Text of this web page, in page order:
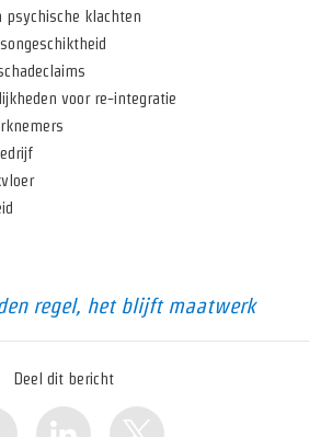
psychische klachten
voor re-integratie
regel, het blijft maatwerk
Deel dit bericht